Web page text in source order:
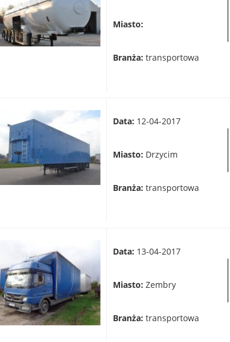
Miasto:
Branża: transportowa
Data: 12-04-2017
Miasto: Drzycim
Branża: transportowa
Data: 13-04-2017
Miasto: Zembry
Branża: transportowa